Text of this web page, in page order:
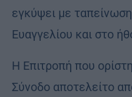
εγκύψει με
Ευαγγελίου και στο
Η Επιτροπή που
Σύνοδο αποτελείτο